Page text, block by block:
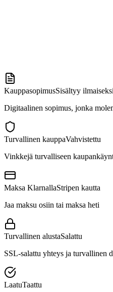
KauppasopimusSisältyy ilmaiseksi
Digitaalinen sopimus, jonka
Turvallinen kauppaVahvistettu
Vinkkejä turvalliseen
Maksa KlarnallaStripen kautta
Jaa maksu osiin tai maksa heti
Turvallinen alustaSalattu
SSL-salattu yhteys ja turvallinen
LaatuTaattu